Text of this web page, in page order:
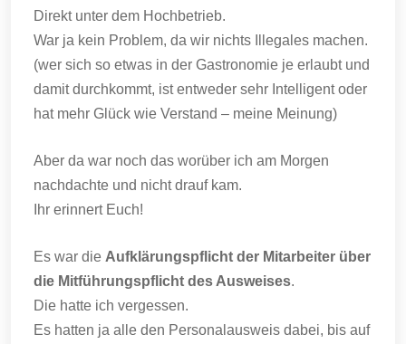
Direkt unter dem Hochbetrieb.
War ja kein Problem, da wir nichts Illegales machen.
(wer sich so etwas in der Gastronomie je erlaubt und
damit durchkommt, ist entweder sehr Intelligent oder
hat mehr Glück wie Verstand – meine Meinung)
Aber da war noch das worüber ich am Morgen
nachdachte und nicht drauf kam.
Ihr erinnert Euch!
Es war die Aufklärungspflicht der Mitarbeiter über
die Mitführungspflicht des Ausweises.
Die hatte ich vergessen.
Es hatten ja alle den Personalausweis dabei, bis auf